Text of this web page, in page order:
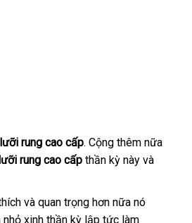
rung cao cấptiết
kiệm
. Cộng thêm nữa
rung cao cấp thần kỳ này thống
và
an
toàn
và quan trọng giá
sỉ
hơn nữa nó
xinh thần kỳ lập tức làm